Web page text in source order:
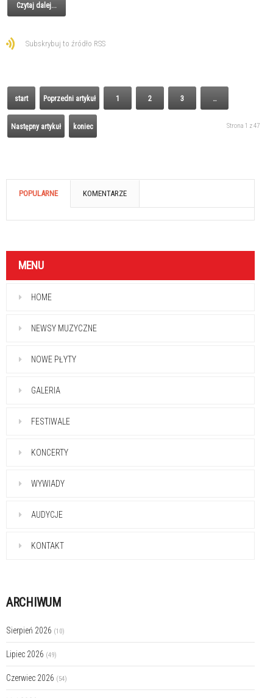
Czytaj dalej...
Subskrybuj to źródło RSS
start Poprzedni artykuł 1 2 3 …
Następny artykuł koniec Strona 1 z 47
POPULARNE KOMENTARZE
MENU
HOME
NEWSY MUZYCZNE
NOWE PŁYTY
GALERIA
FESTIWALE
KONCERTY
WYWIADY
AUDYCJE
KONTAKT
ARCHIWUM
Sierpień 2026 (10)
Lipiec 2026 (49)
Czerwiec 2026 (54)